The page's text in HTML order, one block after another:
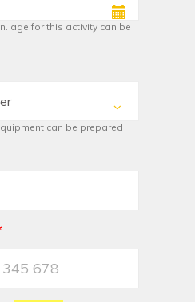
age for this activity can be
can be prepared